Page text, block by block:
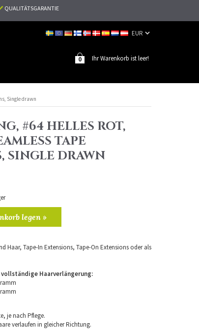
QUALITÄTSGARANTIE
Ihr Warenkorb ist leer!
0
Single drawn
#64 HELLES ROT,
TAPE
SINGLE DRAWN
legen »
Haar, Tape-In Extensions, Tape-On Extensions oder als
Haarverlängerung:
je nach Pflege.
verlaufen in gleicher Richtung.